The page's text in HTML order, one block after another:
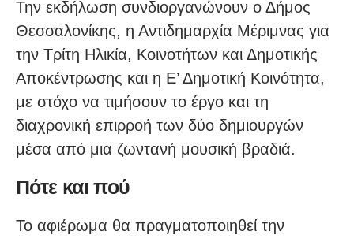
Την εκδήλωση συνδιοργανώνουν ο Δήμος
Θεσσαλονίκης, η Αντιδημαρχία Μέριμνας για
την Τρίτη Ηλικία, Κοινοτήτων και Δημοτικής
Αποκέντρωσης και η Ε’ Δημοτική Κοινότητα,
με στόχο να τιμήσουν το έργο και τη
διαχρονική επιρροή των δύο δημιουργών
μέσα από μια ζωντανή μουσική βραδιά.
Πότε και πού
Το αφιέρωμα θα πραγματοποιηθεί την